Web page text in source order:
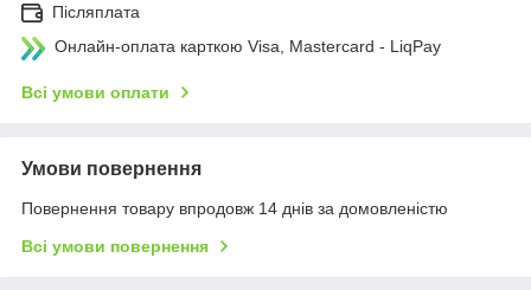
Післяплата
Онлайн-оплата карткою Visa, Mastercard - LiqPay
Всі умови оплати
Умови повернення
Повернення товару впродовж 14 днів за домовленістю
Всі умови повернення